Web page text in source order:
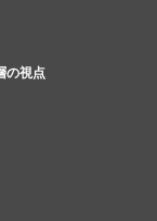
の視点